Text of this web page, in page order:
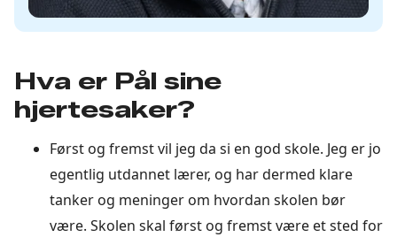
Hva er Pål sine
hjertesaker?
Først og fremst vil jeg da si en god skole. Jeg er jo
egentlig utdannet lærer, og har dermed klare
tanker og meninger om hvordan skolen bør
være. Skolen skal først og fremst være et sted for